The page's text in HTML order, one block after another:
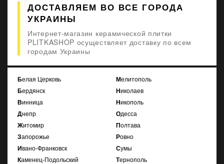
ДОСТАВЛЯЕМ ВО ВСЕ ГОРОДА
УКРАИНЫ
Интернет-магазин керамической плитки
PLITKASHOP осуществляет доставку по всем
городам Украины
Белая Церковь
Бердянск
Винница
Днепр
Житомир
Запорожье
Ивано-Франковск
Каменец-Подольский
Мелитополь
Николаев
Никополь
Одесса
Полтава
Ровно
Сумы
Тернополь